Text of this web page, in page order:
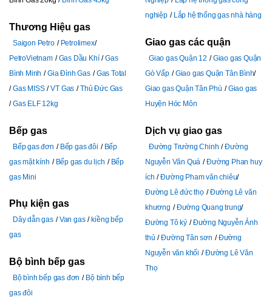
Thương Hiệu gas
Saigon Petro
Petrolimex
PetroVietnam
Gas Dầu Khí
Gas
Bình Minh
Gia Đình Gas
Gas Total
Gas MISS
VT Gas
Thủ Đức Gas
Gas ELF 12kg
Bếp gas
Bếp gas đơn Bếp gas đôi
Bếp
gas mặt kính
Bếp gas du lịch
Bếp
gas Mini
Phụ kiện gas
Dây dẫn gas Van gas
kiềng bếp
gas
Bộ bình bếp gas
Bộ bình bếp gas đơn
Bộ bình bếp
gas đôi
nghiệp
Lắp hệ thống gas nhà hàng
Giao gas các quận
Giao gas Quận 12
Giao gas Quận
Gò Vấp
Giao gas Quận Tân Bình
Giao gas Quận Tân Phú
Giao gas
Huyện Hóc Môn
Dịch vụ giao gas
Đường Trường Chinh
Đường
Nguyễn Văn Quá
Đường Phan huy
ích
Đường Pham văn chiêu
Đường Lê đức thọ
Đường Lê văn
khương
Đường Quang trung
Đường Tô ký
Đường Nguyễn Ảnh
thủ
Đường Tân sơn
Đường
Nguyễn văn khối
Đường Lê Văn
Thọ